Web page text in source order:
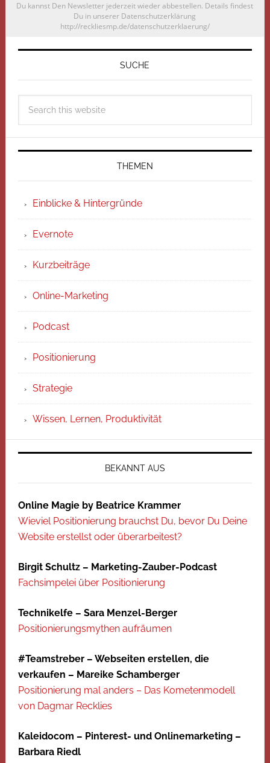
Du kannst Den Newsletter jederzeit wieder abbestellen. Details findest
Du in unserer Datenschutzerklärung
http://reckliesmp.de/datenschutzerklaerung/
SUCHE
THEMEN
Einblicke & Hintergründe
Evernote
Kurzbeiträge
Online-Marketing
Podcast
Positionierung
Strategie
Wissen, Lernen, Produktivität
BEKANNT AUS
Online Magie by Beatrice Krammer
Wieviel Positionierung brauchst Du, bevor Du Deine
Website erstellst oder überarbeitest?
Birgit Schultz – Marketing-Zauber-Podcast
Fachsimpelei über Positionierung
Technikelfe – Sara Menzel-Berger
Positionierungsmythen aufräumen
#Teamstreber – Webseiten erstellen, die
verkaufen – Mareike Schamberger
Positionierung mal anders – Das Kometenmodell
von Dagmar Recklies
Kaleidocom – Pinterest- und Onlinemarketing –
Barbara Riedl